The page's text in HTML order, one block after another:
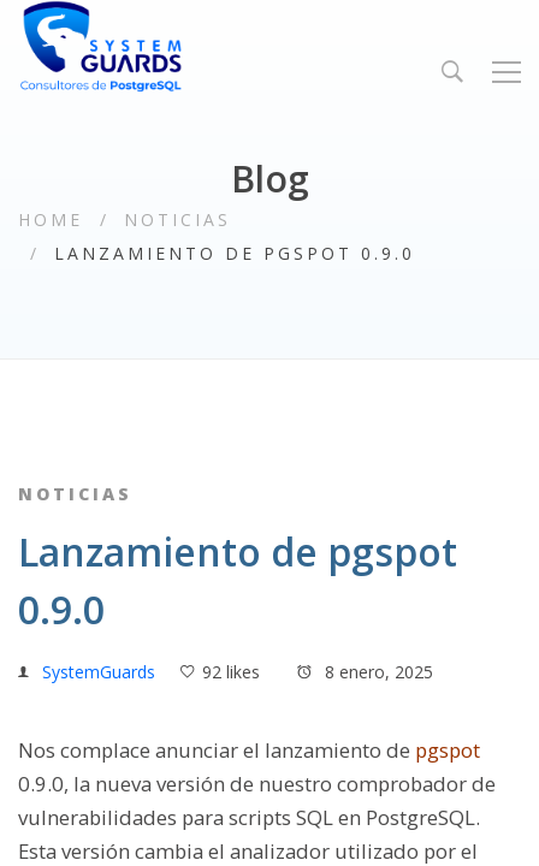
Blog
HOME
NOTICIAS
LANZAMIENTO DE PGSPOT 0.9.0
NOTICIAS
Lanzamiento de pgspot
0.9.0
SystemGuards 92 likes 8 enero, 2025
Nos complace anunciar el lanzamiento de pgspot
0.9.0, la nueva versión de nuestro comprobador de
vulnerabilidades para scripts SQL en PostgreSQL.
Esta versión cambia el analizador utilizado por el